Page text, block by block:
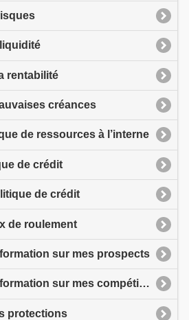
rentabilité
créances
de ressources à l’interne
de crédit
de crédit
de roulement
sur mes prospects
Obtenir de l’information sur mes compétiteurs
protections